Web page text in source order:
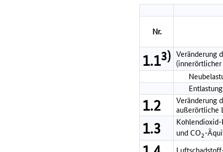
Nr.
1.13) Veränderung
Entlastung
1.2
Veränderung
außerörtliche
1.3
und CO2-